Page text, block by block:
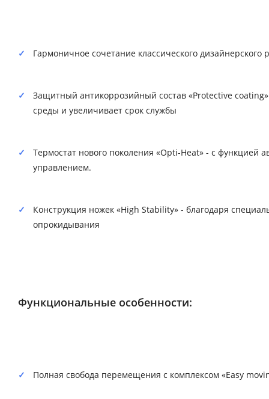
Гармоничное сочетание классического
Защитный антикоррозийный состав «Protective
среды и увеличивает срок службы
Термостат нового поколения «Opti-Heat» - с
управлением.
Конструкция ножек «High Stability» - благодаря
опрокидывания
Функциональные особенности:
Полная свобода перемещения с комплексом «Easy